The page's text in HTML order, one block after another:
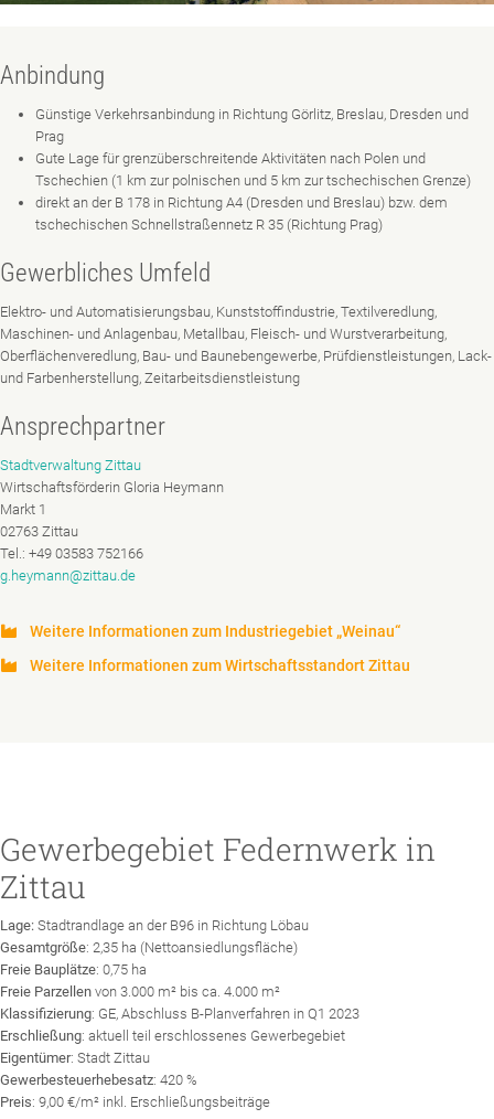
Anbindung
Günstige Verkehrsanbindung in Richtung Görlitz, Breslau, Dresden und
Prag
Gute Lage für grenzüberschreitende Aktivitäten nach Polen und
Tschechien (1 km zur polnischen und 5 km zur tschechischen Grenze)
direkt an der B 178 in Richtung A4 (Dresden und Breslau) bzw. dem
tschechischen Schnellstraßennetz R 35 (Richtung Prag)
Gewerbliches Umfeld
Elektro- und Automatisierungsbau, Kunststoffindustrie, Textilveredlung,
Maschinen- und Anlagenbau, Metallbau, Fleisch- und Wurstverarbeitung,
Oberflächenveredlung, Bau- und Baunebengewerbe, Prüfdienstleistungen, Lack-
und Farbenherstellung, Zeitarbeitsdienstleistung
Ansprechpartner
Stadtverwaltung Zittau
Wirtschaftsförderin Gloria Heymann
Markt 1
02763 Zittau
Tel.: +49 03583 752166
g.heymann@zittau.de
Weitere Informationen zum Industriegebiet „Weinau“
Weitere Informationen zum Wirtschaftsstandort Zittau
Gewerbegebiet Federnwerk in
Zittau
Lage: Stadtrandlage an der B96 in Richtung Löbau
Gesamtgröße: 2,35 ha (Nettoansiedlungsfläche)
Freie Bauplätze: 0,75 ha
Freie Parzellen von 3.000 m² bis ca. 4.000 m²
Klassifizierung: GE, Abschluss B-Planverfahren in Q1 2023
Erschließung: aktuell teil erschlossenes Gewerbegebiet
Eigentümer: Stadt Zittau
Gewerbesteuerhebesatz: 420 %
Preis: 9,00 €/m² inkl. Erschließungsbeiträge